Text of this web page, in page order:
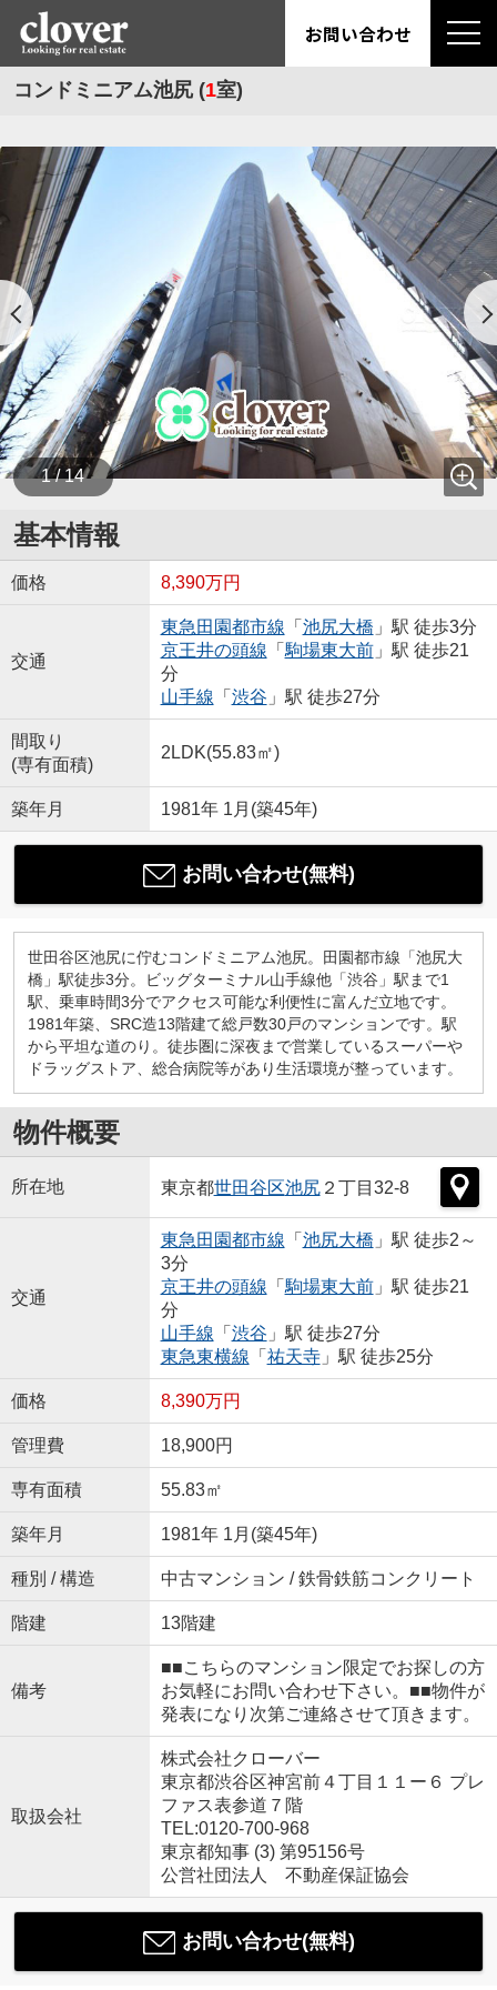
お問い合わせ
コンドミニアム池尻 (1室)
1 / 14
基本情報
価格 8,390万円
交通
東急田園都市線 「 池尻大橋 」駅 徒歩3分
京王井の頭線 「 駒場東大前」駅 徒歩21
分
山手線 「 渋谷 」駅 徒歩27分
間取り
(専有面積)
2LDK(55.83㎡)
築年月 1981年 1月(築45年)
お問い合わせ(無料)
世田谷区池尻に佇むコンドミニアム池尻。田園都市線「池尻大
橋」駅徒歩3分。ビッグターミナル山手線他「渋谷」駅まで1
駅、乗車時間3分でアクセス可能な利便性に富んだ立地です。
1981年築、SRC造13階建て総戸数30戸のマンションです。駅
から平坦な道のり。徒歩圏に深夜まで営業しているスーパーや
ドラッグストア、総合病院等があり生活環境が整っています。
物件概要
所在地 東京都世田谷区池尻２丁目32-8
交通
東急田園都市線 「 池尻大橋 」駅 徒歩2～
3分
京王井の頭線 「 駒場東大前」駅 徒歩21
分
山手線 「 渋谷 」駅 徒歩27分
東急東横線 「 祐天寺」駅 徒歩25分
価格 8,390万円
管理費 18,900円
専有面積 55.83㎡
築年月 1981年 1月(築45年)
種別 / 構造 中古マンション / 鉄骨鉄筋コンクリート
階建 13階建
備考
■■こちらのマンション限定でお探しの方
お気軽にお問い合わせ下さい。■■物件が
発表になり次第ご連絡させて頂きます。
取扱会社
株式会社クローバー
東京都渋谷区神宮前４丁目１１ー６ プレ
ファス表参道７階
TEL:0120-700-968
東京都知事 (3) 第95156号
公営社団法人 不動産保証協会
お問い合わせ(無料)